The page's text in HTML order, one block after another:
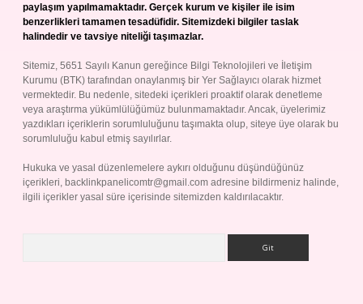
paylaşım yapılmamaktadır. Gerçek kurum ve kişiler ile isim
benzerlikleri tamamen tesadüfidir. Sitemizdeki bilgiler taslak
halindedir ve tavsiye niteliği taşımazlar.
Sitemiz, 5651 Sayılı Kanun gereğince Bilgi Teknolojileri ve İletişim
Kurumu (BTK) tarafından onaylanmış bir Yer Sağlayıcı olarak hizmet
vermektedir. Bu nedenle, sitedeki içerikleri proaktif olarak denetleme
veya araştırma yükümlülüğümüz bulunmamaktadır. Ancak, üyelerimiz
yazdıkları içeriklerin sorumluluğunu taşımakta olup, siteye üye olarak bu
sorumluluğu kabul etmiş sayılırlar.
Hukuka ve yasal düzenlemelere aykırı olduğunu düşündüğünüz
içerikleri, backlinkpanelicomtr@gmail.com adresine bildirmeniz halinde,
ilgili içerikler yasal süre içerisinde sitemizden kaldırılacaktır.